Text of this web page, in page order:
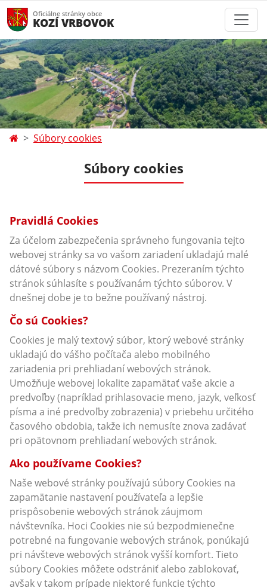
Oficiálne stránky obce
KOZÍ VRBOVOK
Súbory cookies
Súbory cookies
Pravidlá Cookies
Za účelom zabezpečenia správneho fungovania tejto
webovej stránky sa vo vašom zariadení ukladajú malé
dátové súbory s názvom Cookies. Prezeraním týchto
stránok súhlasíte s používanám týchto súborov. V
dnešnej dobe je to bežne používaný nástroj.
Čo sú Cookies?
Cookies je malý textový súbor, ktorý webové stránky
ukladajú do vášho počítača alebo mobilného
zariadenia pri prehliadaní webových stránok.
Umožňuje webovej lokalite zapamätať vaše akcie a
predvoľby (napríklad prihlasovacie meno, jazyk, veľkosť
písma a iné predvoľby zobrazenia) v priebehu určitého
časového obdobia, takže ich nemusíte znova zadávať
pri opätovnom prehliadaní webových stránok.
Ako používame Cookies?
Naše webové stránky používajú súbory Cookies na
zapamätanie nastavení používateľa a lepšie
prispôsobenie webových stránok záujmom
návštevníka. Hoci Cookies nie sú bezpodmienečne
potrebné na fungovanie webových stránok, ponúkajú
pri návšteve webových stránok vyšší komfort. Tieto
súbory Cookies môžete odstrániť alebo zablokovať,
avšak v takom prípade niektoré funkcie týchto